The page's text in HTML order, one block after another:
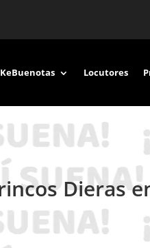
KeBuenotas Locutores
Dieras